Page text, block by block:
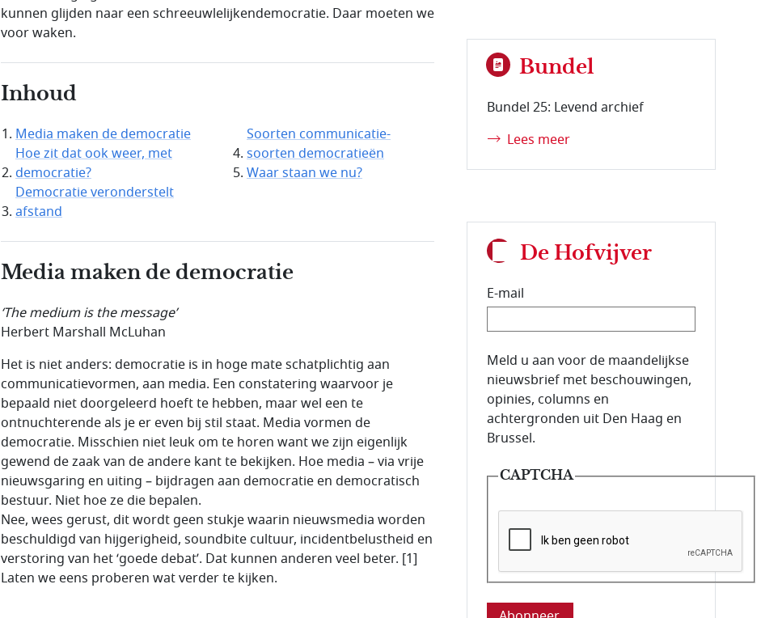
kunnen glijden naar een schreeuwlelijkendemocratie. Daar moeten we
voor waken.
Inhoud
Media maken de democratie
Hoe zit dat ook weer, met
democratie?
Democratie veronderstelt
afstand
Soorten communicatie-
soorten democratieën
Waar staan we nu?
Media maken de democratie
‘The medium is the message’
Herbert Marshall McLuhan
Het is niet anders: democratie is in hoge mate schatplichtig aan
communicatievormen, aan media. Een constatering waarvoor je
bepaald niet doorgeleerd hoeft te hebben, maar wel een te
ontnuchterende als je er even bij stil staat. Media vormen de
democratie. Misschien niet leuk om te horen want we zijn eigenlijk
gewend de zaak van de andere kant te bekijken. Hoe media – via vrije
nieuwsgaring en uiting – bijdragen aan democratie en democratisch
bestuur. Niet hoe ze die bepalen.
Nee, wees gerust, dit wordt geen stukje waarin nieuwsmedia worden
beschuldigd van hijgerigheid, soundbite cultuur, incidentbelustheid en
verstoring van het ‘goede debat’. Dat kunnen anderen veel beter. [1]
Laten we eens proberen wat verder te kijken.
Bundel
Bundel 25: Levend archief
Lees meer
De Hofvijver
E-mail
E-mailadres van de abonnee.
Meld u aan voor de maandelijkse
nieuwsbrief met beschouwingen,
opinies, columns en
achtergronden uit Den Haag en
Brussel.
CAPTCHA
Deze vraag is om te controleren dat u